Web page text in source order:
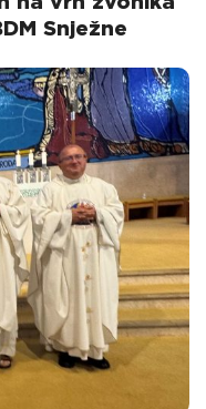
Snježne